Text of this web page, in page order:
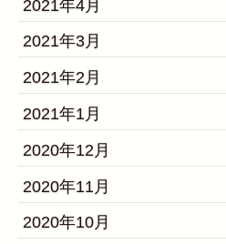
2021年4月
2021年3月
2021年2月
2021年1月
2020年12月
2020年11月
2020年10月